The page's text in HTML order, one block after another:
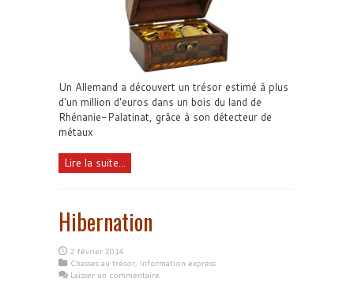
Un Allemand a découvert un trésor estimé à plus
d'un million d'euros dans un bois du land de
Rhénanie-Palatinat, grâce à son détecteur de
métaux
Lire la suite...
Hibernation
2 février 2014
Chasses au trésor, Information express
Laisser un commentaire